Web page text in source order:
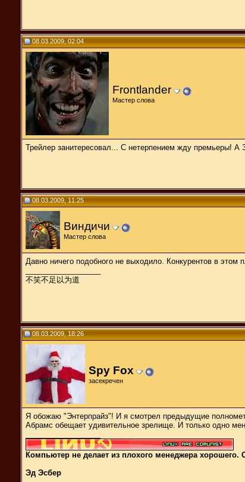
08.03.2009, 02:04
Frontlander
Мастер слова
Трейлер занитересовал... С нетерпением жду премьеры! А
08.03.2009, 11:25
Виндичи
Мастер слова
Давно ничего подобного не выходило. Конкурентов в
不笑不足以为道
08.03.2009, 18:26
Spy Fox
засекречен
Я обожаю "Энтерпрайз"! И я смотрел предыдущие
Абрамс обещает удивительное зрелище. И только одно
Компьютер не делает из плохого менеджера
Эд Эсбер